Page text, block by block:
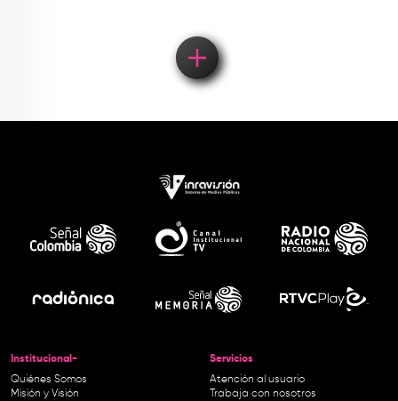
Institucional-
Quiénes Somos
Misión y Visión
Servicios
Atención al usuario
Trabaja con nosotros